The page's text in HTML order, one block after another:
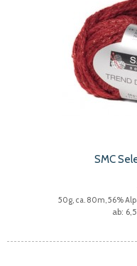
SMC
50g, ca. 80m, 56%